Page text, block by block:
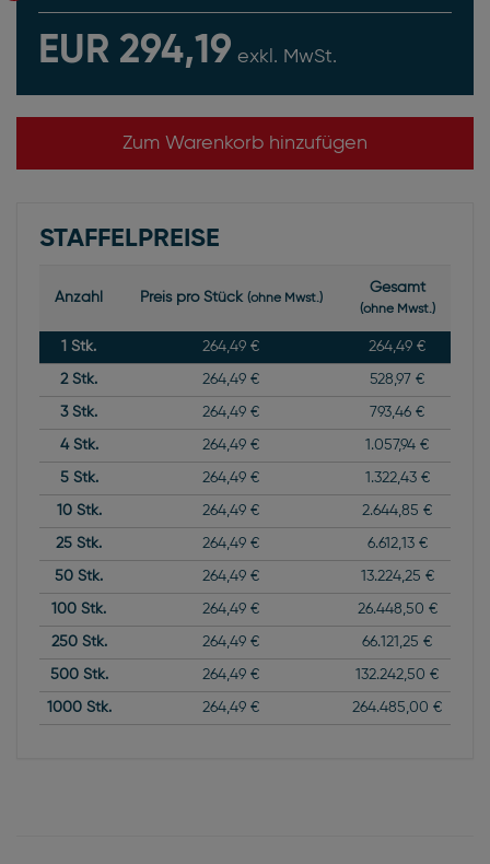
EUR 294,19 exkl. MwSt.
Zum Warenkorb hinzufügen
STAFFELPREISE
Anzahl Preis pro Stück (ohne Mwst.)
Gesamt
(ohne Mwst.)
1 Stk. 264,49 € 264,49 €
2Stk. 264,49 € 528,97 €
3Stk. 264,49 € 793,46 €
4Stk. 264,49 € 1.057,94 €
5Stk. 264,49 € 1.322,43 €
10Stk. 264,49 € 2.644,85 €
25 Stk. 264,49 € 6.612,13 €
50 Stk. 264,49 € 13.224,25 €
100 Stk. 264,49 € 26.448,50 €
250Stk. 264,49 € 66.121,25 €
500Stk. 264,49 € 132.242,50 €
1000Stk. 264,49 € 264.485,00 €